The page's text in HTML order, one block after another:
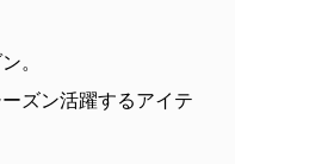
。
ズン活躍するアイテ